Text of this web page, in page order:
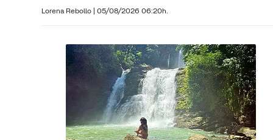
Lorena Rebollo | 05/08/2026 06:20h.